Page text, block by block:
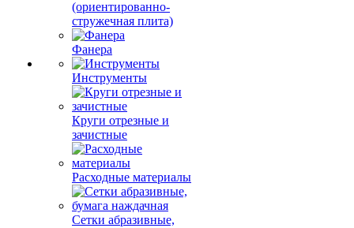
(ориентированно-
стружечная плита)
Фанера
Инструменты
Круги отрезные и
зачистные
Расходные материалы
Сетки абразивные,